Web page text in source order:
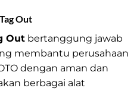
Out
Out bertanggung jawab
membantu perusahaan
dengan aman dan
berbagai alat